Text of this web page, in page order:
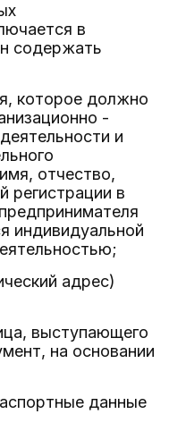
в
содержать
которое должно
-
и
отчество,
регистрации в
индивидуальной
адрес)
выступающего
на основании
данные